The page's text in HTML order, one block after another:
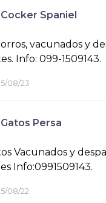
Cocker Spaniel
vacunados y
Info: 099-1509143.
08/23
Gatos Persa
Vacunados y
Info:0991509143.
08/22